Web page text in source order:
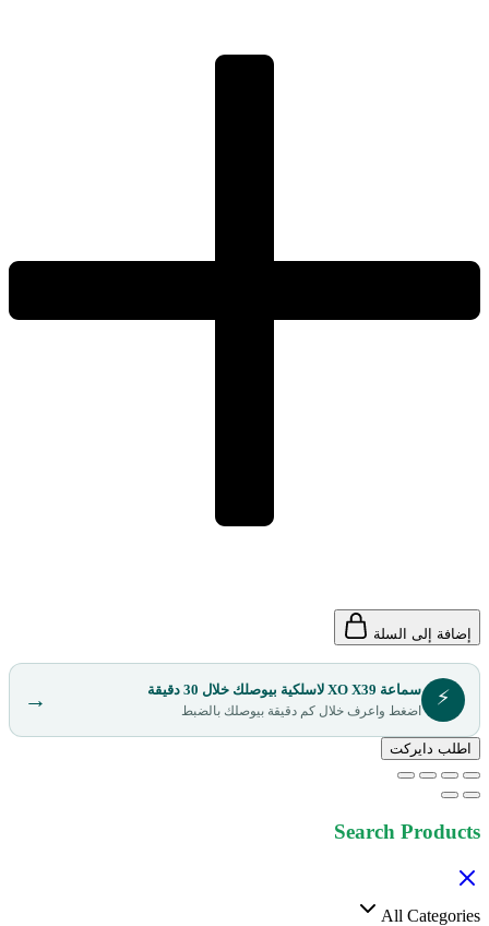
إضافة إلى السلة
⚡ سماعة XO X39 لاسلكية بيوصلك خلال 30 دقيقة
اضغط واعرف خلال كم دقيقة بيوصلك بالضبط →
اطلب دايركت
Search Products
All Categories